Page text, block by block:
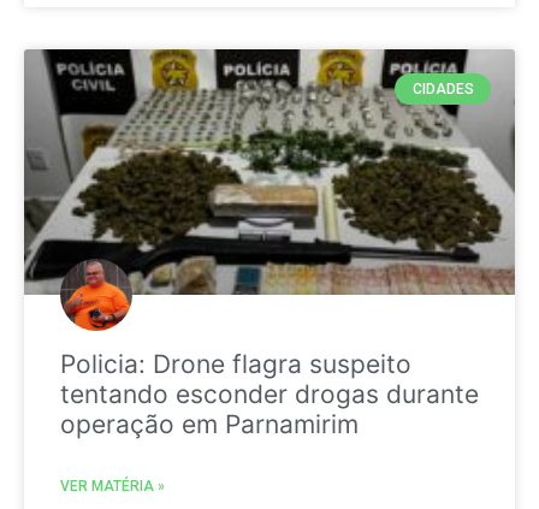
CIDADES
Policia: Drone flagra suspeito
tentando esconder drogas durante
operação em Parnamirim
VER MATÉRIA »